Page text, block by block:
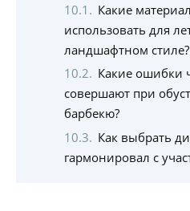
Какие
использовать для
ландшафтном стиле?
Какие ошибки
совершают при
барбекю?
Как выбрать
гармонировал с